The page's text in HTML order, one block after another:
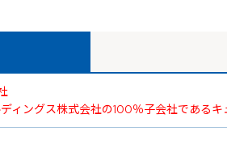
ィングス株式会社の100％子会社であるキ